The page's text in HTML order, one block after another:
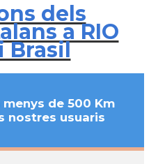
dels
a RIO
Brasil
de 500 Km
nostres usuaris